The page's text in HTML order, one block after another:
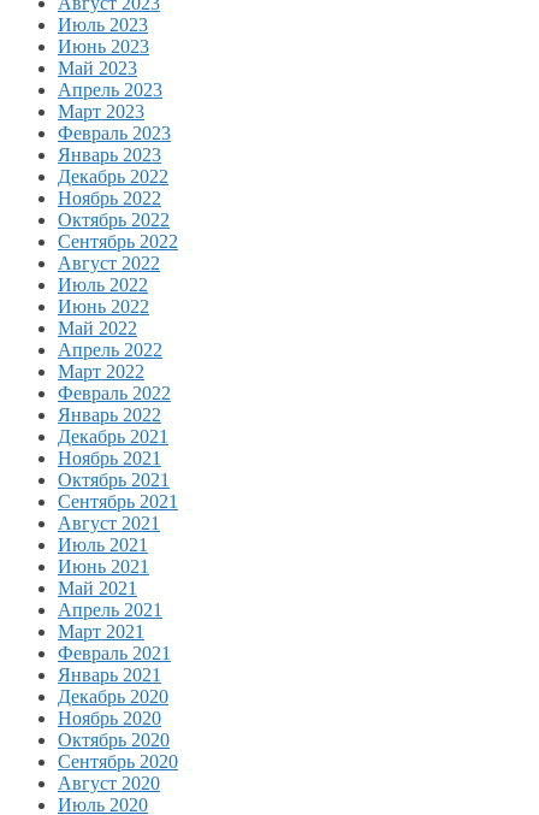
Июль 2023
Июнь 2023
Май 2023
Апрель 2023
Март 2023
Февраль 2023
Январь 2023
Декабрь 2022
Ноябрь 2022
Октябрь 2022
Сентябрь 2022
Август 2022
Июль 2022
Июнь 2022
Май 2022
Апрель 2022
Март 2022
Февраль 2022
Январь 2022
Декабрь 2021
Ноябрь 2021
Октябрь 2021
Сентябрь 2021
Август 2021
Июль 2021
Июнь 2021
Май 2021
Апрель 2021
Март 2021
Февраль 2021
Январь 2021
Декабрь 2020
Ноябрь 2020
Октябрь 2020
Сентябрь 2020
Август 2020
Июль 2020